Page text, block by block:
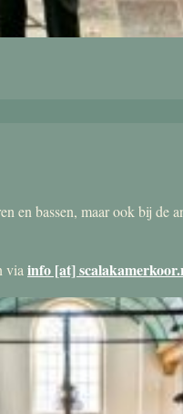
en bassen, maar ook bij de
via info [at]